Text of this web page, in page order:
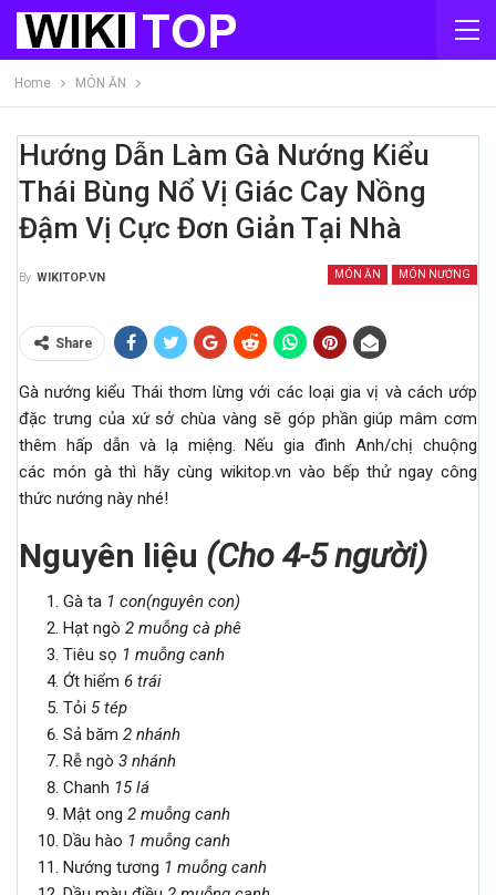
Home MÓN ĂN
Hướng Dẫn Làm Gà Nướng Kiểu
Thái Bùng Nổ Vị Giác Cay Nồng
Đậm Vị Cực Đơn Giản Tại Nhà
MÓN ĂN MÓN NƯỚNG
By WIKITOP.VN
Share
Gà nướng kiểu Thái thơm lừng với các loại gia vị và cách ướp
đặc trưng của xứ sở chùa vàng sẽ góp phần giúp mâm cơm
thêm hấp dẫn và lạ miệng. Nếu gia đình Anh/chị chuộng
các món gà thì hãy cùng wikitop.vn vào bếp thử ngay công
thức nướng này nhé!
Nguyên liệu (Cho 4-5 người)
Gà ta 1 con(nguyên con)
Hạt ngò 2 muỗng cà phê
Tiêu sọ 1 muỗng canh
Ớt hiểm 6 trái
Tỏi 5 tép
Sả băm 2 nhánh
Rễ ngò 3 nhánh
Chanh 15 lá
Mật ong 2 muỗng canh
Dầu hào 1 muỗng canh
Nướng tương 1 muỗng canh